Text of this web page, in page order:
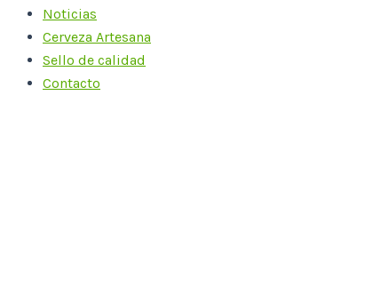
Noticias
Cerveza Artesana
Sello de calidad
Contacto